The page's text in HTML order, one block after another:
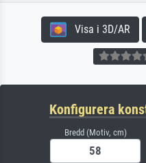
Visa i 3D/AR
Konfigurera
Bredd (Motiv, cm)